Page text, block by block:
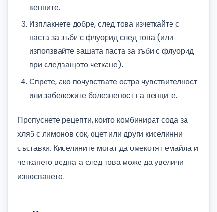
венците.
Изплакнете добре, след това изчеткайте с
паста за зъби с флуорид след това (или
използвайте вашата паста за зъби с флуорид
при следващото четкане).
Спрете, ако почувствате остра чувствителност
или забележите болезненост на венците.
Пропуснете рецепти, които комбинират сода за
хляб с лимонов сок, оцет или други киселинни
съставки. Киселините могат да омекотят емайла и
четкането веднага след това може да увеличи
износването.